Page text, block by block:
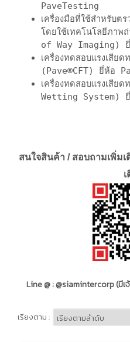
PaveTesting
เครื่องมือที่ใช้สำหรับต
โดยใช้เทคโนโลยีภ
of Way Imaging)
เครื่องทดสอบแรงเสียด
(Pave®CFT) ยี่ห้อ
เครื่องทดสอบแรงเสีย
Wetting System)
สนใจสินค้า / สอบถามเพิ่ม
Line @ : @siamintercorp (มี
เรียงตาม :